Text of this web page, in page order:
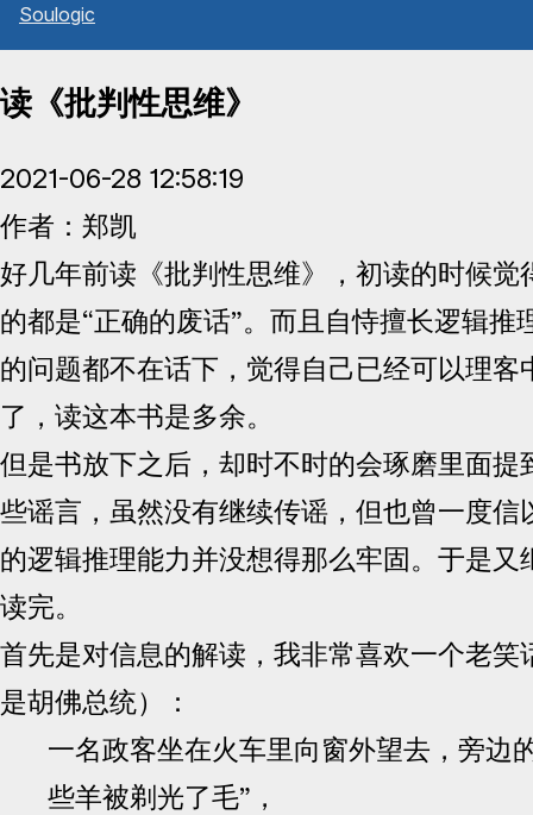
Soulogic
读《批判性思维》
2021-06-28 12:58:19
作者：郑凯
好几年前读《批判性思维》，初读的时候觉
的都是“正确的废话”。而且自恃擅长逻辑推
的问题都不在话下，觉得自己已经可以理客
了，读这本书是多余。
但是书放下之后，却时不时的会琢磨里面提
些谣言，虽然没有继续传谣，但也曾一度信
的逻辑推理能力并没想得那么牢固。于是又
读完。
首先是对信息的解读，我非常喜欢一个老笑
是胡佛总统）：
一名政客坐在火车里向窗外望去，旁边
些羊被剃光了毛”，